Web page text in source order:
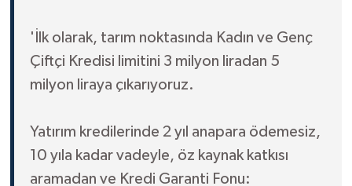
'İlk olarak, tarım noktasında Kadın ve Genç
Çiftçi Kredisi limitini 3 milyon liradan 5
milyon liraya çıkarıyoruz.
Yatırım kredilerinde 2 yıl anapara ödemesiz,
10 yıla kadar vadeyle, öz kaynak katkısı
aramadan ve Kredi Garanti Fonu: